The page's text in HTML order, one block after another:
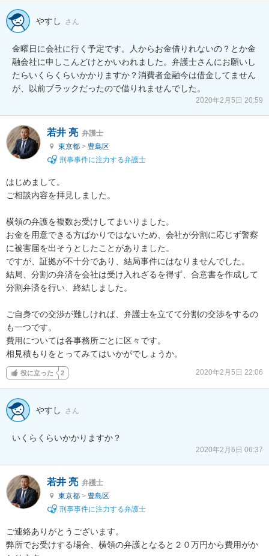
やすし さん
金曜日に会社に行く予定です。人からお金借りれないの？とか金
融会社に申しこんどけとかいわれました。弁護士さんにお願いし
たらいくらくらいかかりますか？消費者金融今は借金してません
が、以前ブラックだったので借りれませんでした。
2020年2月5日 20:59
若井 亮 弁護士
東京都 > 豊島区
刑事事件に注力する弁護士
はじめまして。
ご相談内容を拝見しました。
横領の弁護を複数お受けしてまいりました。
お金を用意できる方ばかりではないため、会社が分割に応じず警察
に被害届を出そうとしたことがありました。
ですが、証拠が不十分であり、結局事件にはなりませんでした。
結局、分割の弁済を会社は受け入れざるを得ず、合意書を作成して
分割弁済を行い、終結しました。
ご自身での交渉が難しければ、弁護士を立てて分割の交渉をするの
も一つです。
費用については各事務所ごとに区々です。
相見積もりをとってみてはいかがでしょうか。
役に立った 2 2020年2月5日 22:06
やすし さん
いくらくらいかかりますか？
2020年2月6日 06:37
若井 亮 弁護士
東京都 > 豊島区
刑事事件に注力する弁護士
ご連絡ありがとうございます。
弊所でお受けする場合、横領の弁護となると２０万円から費用がか